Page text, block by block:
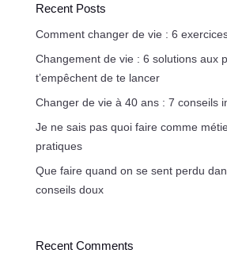
Recent Posts
Comment changer de vie : 6
Changement de vie : 6 solutions aux
t’empêchent de te lancer
Changer de vie à 40 ans : 7 conseils
Je ne sais pas quoi faire comme
pratiques
Que faire quand on se sent perdu
conseils doux
Recent Comments